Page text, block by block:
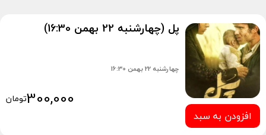
پل (چهارشنبه 22 بهمن 16:30)
چهارشنبه 22 بهمن 16:30
300,000تومان
افزودن به سبد